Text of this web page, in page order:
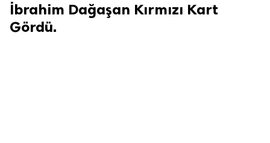
İbrahim Dağaşan Kırmızı Kart
Gördü.